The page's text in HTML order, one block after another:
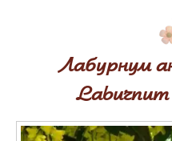
Лабурнум